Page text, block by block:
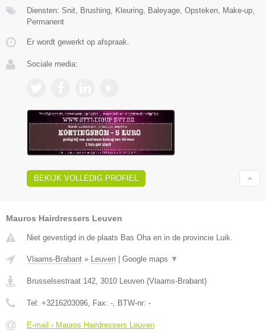
Diensten: Snit, Brushing, Kleuring, Baleyage, Opsteken, Make-up,
Permanent
Er wordt gewerkt op afspraak.
Sociale media:
BEKIJK VOLLEDIG PROFIEL
Mauros Hairdressers Leuven
Niet gevestigd in de plaats Bas Oha en in de provincie Luik.
Vlaams-Brabant » Leuven Google maps ▼
Brusselsestraat 142 3010 Leuven (Vlaams-Brabant)
Tel: +3216203096 , Fax: - , BTW-nr: -
E-mail › Mauros Hairdressers Leuven